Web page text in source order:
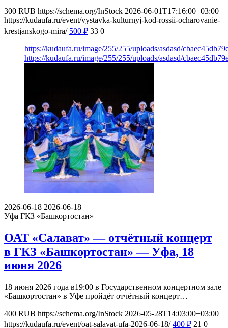
300 RUB https://schema.org/InStock 2026-06-01T17:16:00+03:00
https://kudaufa.ru/event/vystavka-kulturnyj-kod-rossii-ocharovanie-
krestjanskogo-mira/ 500 ₽ 33 0
https://kudaufa.ru/image/255/255/uploads/asdasd/
https://kudaufa.ru/image/255/255/uploads/asdasd/
2026-06-18 2026-06-18
Уфа ГКЗ «Башкортостан»
ОАТ «Салават» — отчётный концерт
в ГКЗ «Башкортостан» — Уфа, 18
июня 2026
18 июня 2026 года в19:00 в Государственном концертном зале
«Башкортостан» в Уфе пройдёт отчётный концерт…
400 RUB https://schema.org/InStock 2026-05-28T14:03:00+03:00
https://kudaufa.ru/event/oat-salavat-ufa-2026-06-18/ 400 ₽ 21 0